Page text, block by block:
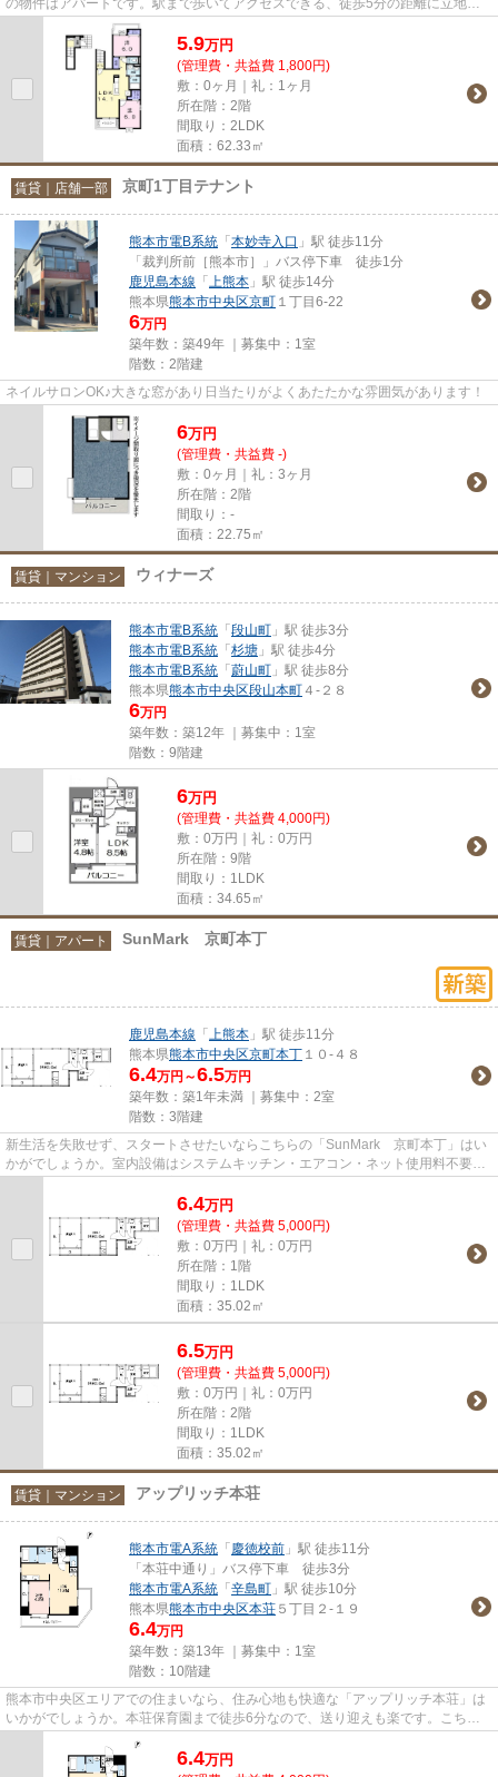
の物件はアパートです。駅まで歩いてアクセスできる、徒歩5分の距離に立地す
る物件です。平成30年築の物件...
5.9万円
(管理費・共益費 1,800円)
敷：0ヶ月｜礼：1ヶ月
所在階：2階
間取り：2LDK
面積：62.33㎡
賃貸｜店舗一部 京町1丁目テナント
熊本市電B系統 「 本妙寺入口 」駅 徒歩11分
「裁判所前［熊本市］」バス停下車 徒歩1分
鹿児島本線 「 上熊本 」駅 徒歩14分
熊本県熊本市中央区京町 １丁目6-22
6万円
築年数：築49年 ｜募集中： 1室
階数：2階建
ネイルサロンOK♪大きな窓があり日当たりがよくあたたかな雰囲気があります！
6万円
(管理費・共益費 -)
敷：0ヶ月｜礼：3ヶ月
所在階：2階
間取り：-
面積：22.75㎡
賃貸｜マンション ウィナーズ
熊本市電B系統 「 段山町 」駅 徒歩3分
熊本市電B系統 「 杉塘 」駅 徒歩4分
熊本市電B系統 「 蔚山町 」駅 徒歩8分
熊本県熊本市中央区段山本町 ４-２８
6万円
築年数：築12年 ｜募集中： 1室
階数：9階建
6万円
(管理費・共益費 4,000円)
敷：0万円｜礼：0万円
所在階：9階
間取り：1LDK
面積：34.65㎡
賃貸｜アパート SunMark 京町本丁
鹿児島本線 「 上熊本 」駅 徒歩11分
熊本県熊本市中央区京町本丁 １０-４８
6.4万円～6.5万円
築年数：築1年未満 ｜募集中： 2室
階数：3階建
新生活を失敗せず、スタートさせたいならこちらの「SunMark 京町本丁」はい
かがでしょうか。室内設備はシステムキッチン・エアコン・ネット使用料不要な
6.4万円
(管理費・共益費 5,000円)
敷：0万円｜礼：0万円
所在階：1階
間取り：1LDK
面積：35.02㎡
6.5万円
(管理費・共益費 5,000円)
敷：0万円｜礼：0万円
所在階：2階
間取り：1LDK
面積：35.02㎡
賃貸｜マンション アップリッチ本荘
熊本市電A系統 「 慶徳校前 」駅 徒歩11分
「本荘中通り」バス停下車 徒歩3分
熊本市電A系統 「 辛島町 」駅 徒歩10分
熊本県熊本市中央区本荘 ５丁目２-１９
6.4万円
築年数：築13年 ｜募集中： 1室
階数：10階建
熊本市中央区エリアでの住まいなら、住み心地も快適な「アップリッチ本荘」は
いかがでしょうか。本荘保育園まで徒歩6分なので、送り迎えも楽です。こちら
6.4万円